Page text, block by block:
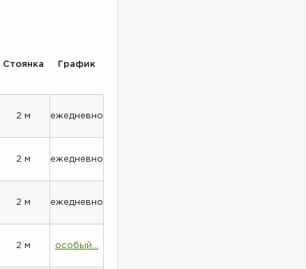
Стоянка График
2 м ежедневно
2 м ежедневно
2 м ежедневно
2 м особый...